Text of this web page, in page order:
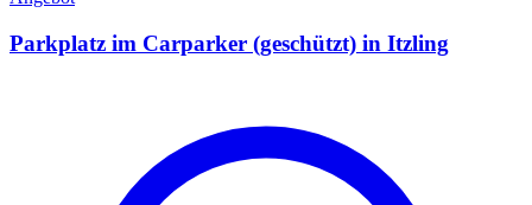
Parkplatz im Carparker (geschützt) in Itzling